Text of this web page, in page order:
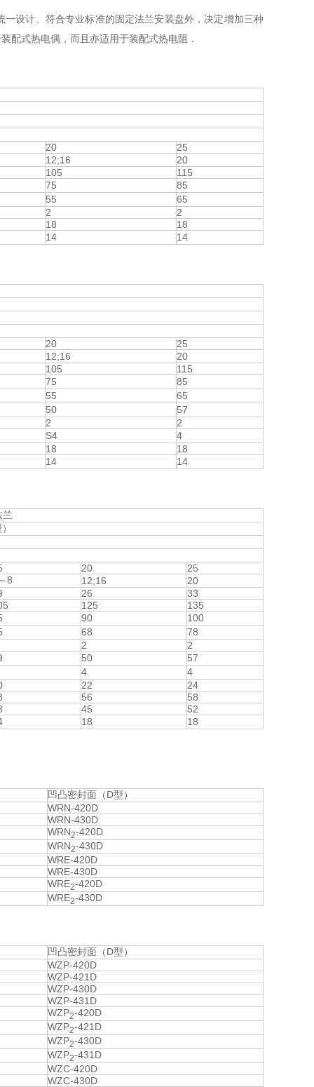
设计、符合专业标准的固定法兰安装盘外，决定增加三种
配式热电偶，而且亦适用于装配式热电阻．
20
25
12;16
20
105
115
75
85
55
65
2
2
18
18
14 14
20
25
12;16
20
105
115
75
85
55
65
50
57
2
2
S4
4
18
18
14 14
兰
20
25
8 12;16
20
26
33
125
135
90
100
68
78
2
2
50
57
4
4
22
24
56
58
45
52
18
18
凹凸密封面（D型）
WRN-420D
WRN-430D
WRN2-420D
WRN2-430D
WRE-420D
WRE-430D
WRE2-420D
WRE2-430D
凹凸密封面（D型）
WZP-420D
WZP-421D
WZP-430D
WZP-431D
WZP2-420D
WZP2-421D
WZP2-430D
WZP2-431D
WZC-420D
WZC-430D